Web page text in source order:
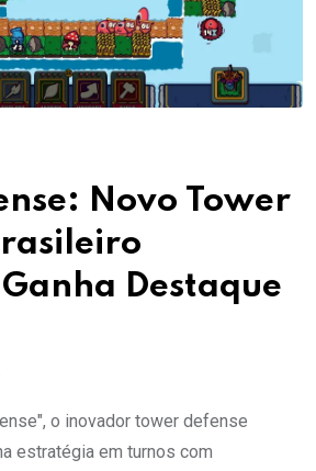
Novo Tower
Destaque
o inovador tower defense
estratégia em turnos com